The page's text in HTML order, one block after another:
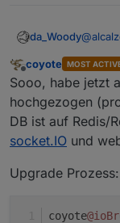
da_Woody@
auch
unterm
war
Offline
coyote MOST
Sooo, habe jetzt
hochgezogen
DB ist auf Redis/
socket.IO und
Upgrade Prozess:
coyote